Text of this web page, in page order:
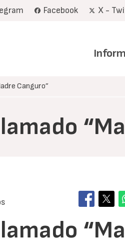
Facebook X -
Canguro”